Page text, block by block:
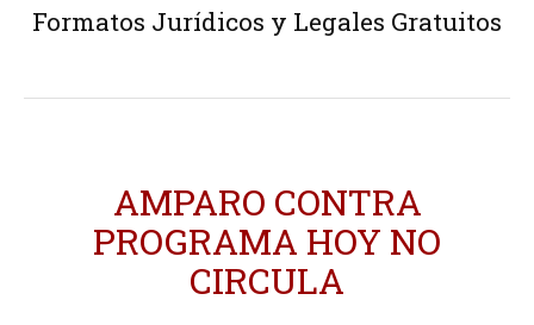
Formatos Jurídicos y Legales Gratuitos
AMPARO CONTRA
PROGRAMA HOY NO
CIRCULA